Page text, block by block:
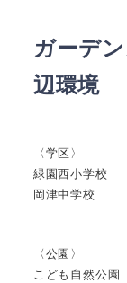
ガーデ
辺環境
〈学区〉
緑園西小学校
岡津中学校
〈公園〉
こども自然公